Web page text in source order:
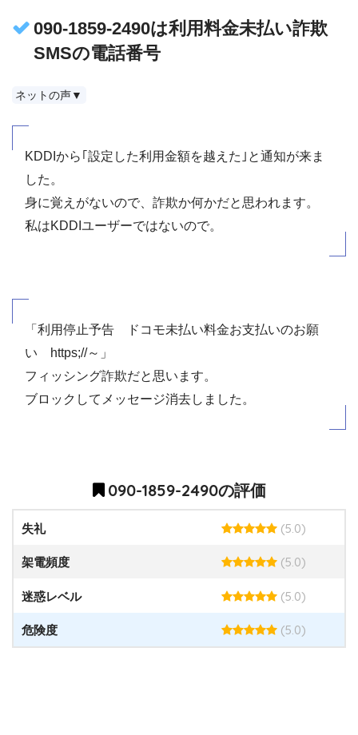
090-1859-2490は利用料金未払い詐欺
SMSの電話番号
ネットの声▼
KDDIから｢設定した利用金額を越えた｣と通知が来ま
した。
身に覚えがないので、詐欺か何かだと思われます。
私はKDDIユーザーではないので。
「利用停止予告 ドコモ未払い料金お支払いのお願
い https;//～」
フィッシング詐欺だと思います。
ブロックしてメッセージ消去しました。
090-1859-2490の評価
失礼 (5.0)
架電頻度 (5.0)
迷惑レベル (5.0)
危険度 (5.0)